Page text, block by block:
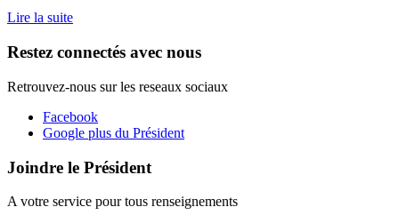
Lire la suite
Restez connectés avec nous
Retrouvez-nous sur les reseaux sociaux
Facebook
Google plus du Président
Joindre le Président
A votre service pour tous renseignements